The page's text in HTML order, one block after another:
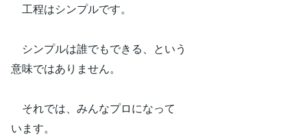
工程はシンプルです。
シンプルは誰でもできる、という
意味ではありません。
それでは、みんなプロになって
います。